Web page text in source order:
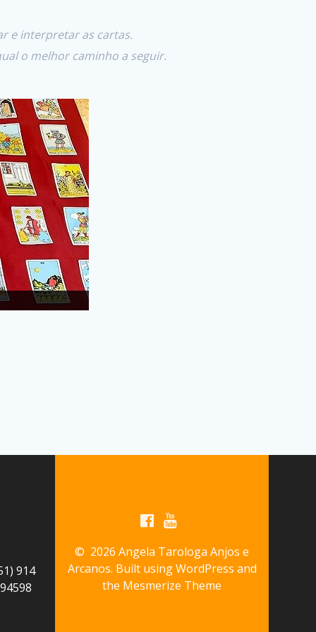
e interpretar as cartas.
o melhor caminho a seguir.
914
© 2026 Angela Tarologa Anjos e
Arcanos. Built using WordPress and
the Mesmerize Theme